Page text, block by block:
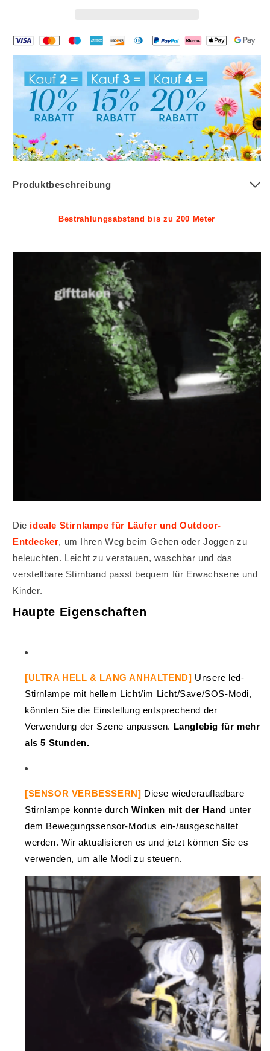
Produktbeschreibung
Bestrahlungsabstand bis zu 200 Meter
Die ideale Stirnlampe für Läufer und Outdoor-
Entdecker, um Ihren Weg beim Gehen oder Joggen zu
beleuchten. Leicht zu verstauen, waschbar und das
verstellbare Stirnband passt bequem für Erwachsene und
Kinder.
Haupte Eigenschaften
[ULTRA HELL & LANG ANHALTEND] Unsere led-
Stirnlampe mit hellem Licht/im Licht/Save/SOS-Modi,
könnten Sie die Einstellung entsprechend der
Verwendung der Szene anpassen. Langlebig für mehr
als 5 Stunden.
[SENSOR VERBESSERN] Diese wiederaufladbare
Stirnlampe konnte durchWinken mit der Hand unter
dem Bewegungssensor-Modus ein-/ausgeschaltet
werden. Wir aktualisieren es und jetzt können Sie es
verwenden, um alle Modi zu steuern.